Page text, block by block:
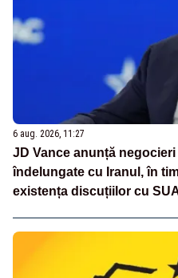
6 aug. 2026, 11:27
JD Vance anunță
îndelungate cu Iranul, în
existența discuțiilor cu